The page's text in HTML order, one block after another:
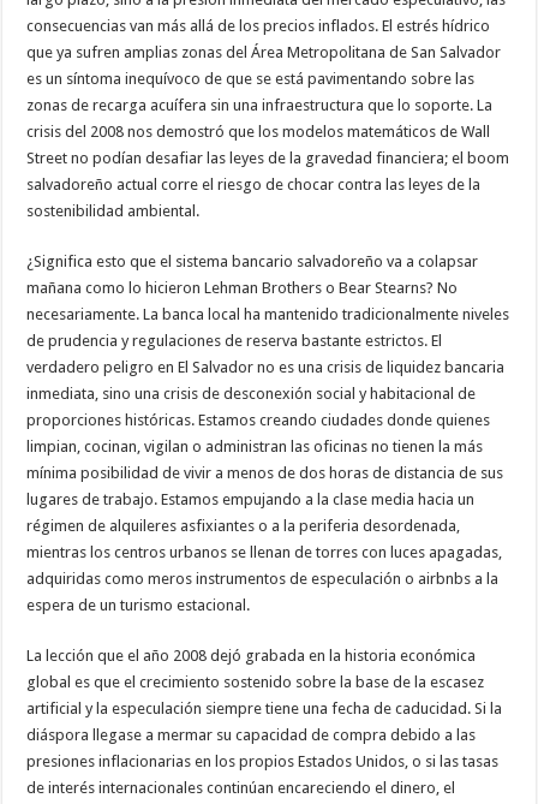
consecuencias van más allá de los precios inflados. El estrés hídrico
que ya sufren amplias zonas del Área Metropolitana de San Salvador
es un síntoma inequívoco de que se está pavimentando sobre las
zonas de recarga acuífera sin una infraestructura que lo soporte. La
crisis del 2008 nos demostró que los modelos matemáticos de Wall
Street no podían desafiar las leyes de la gravedad financiera; el boom
salvadoreño actual corre el riesgo de chocar contra las leyes de la
sostenibilidad ambiental.
​¿Significa esto que el sistema bancario salvadoreño va a colapsar
mañana como lo hicieron Lehman Brothers o Bear Stearns? No
necesariamente. La banca local ha mantenido tradicionalmente niveles
de prudencia y regulaciones de reserva bastante estrictos. El
verdadero peligro en El Salvador no es una crisis de liquidez bancaria
inmediata, sino una crisis de desconexión social y habitacional de
proporciones históricas. Estamos creando ciudades donde quienes
limpian, cocinan, vigilan o administran las oficinas no tienen la más
mínima posibilidad de vivir a menos de dos horas de distancia de sus
lugares de trabajo. Estamos empujando a la clase media hacia un
régimen de alquileres asfixiantes o a la periferia desordenada,
mientras los centros urbanos se llenan de torres con luces apagadas,
adquiridas como meros instrumentos de especulación o airbnbs a la
espera de un turismo estacional.
​La lección que el año 2008 dejó grabada en la historia económica
global es que el crecimiento sostenido sobre la base de la escasez
artificial y la especulación siempre tiene una fecha de caducidad. Si la
diáspora llegase a mermar su capacidad de compra debido a las
presiones inflacionarias en los propios Estados Unidos, o si las tasas
de interés internacionales continúan encareciendo el dinero, el